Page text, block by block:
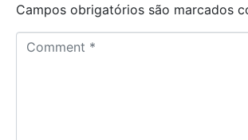
Campos obrigatórios são marcados